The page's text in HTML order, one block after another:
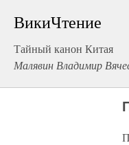
ВикиЧтение
Тайный канон Китая
Малявин Владимир